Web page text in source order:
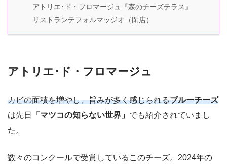
アトリエ･ド・フロマージュ『森のチーズテラス』
リストランテフォルマッジオ（閉店）
アトリエ･ド・フロマージュ
カビの面積を増やし、旨みが多く感じられるブルーチーズ
は先日
「マツコの知らない世界」 でも紹介されていまし
た。
数々のコンクールで受賞しているこのチーズ。2024年の